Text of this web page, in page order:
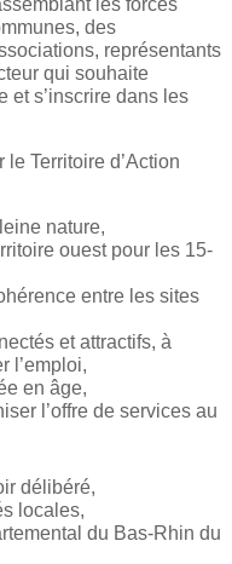
des
représentants
qui souhaite
et s’inscrire dans les
Territoire d’Action
nature,
ouest pour les 15-
entre les sites
et attractifs, à
l’emploi,
en âge,
l’offre de services au
délibéré,
locales,
du Bas-Rhin du